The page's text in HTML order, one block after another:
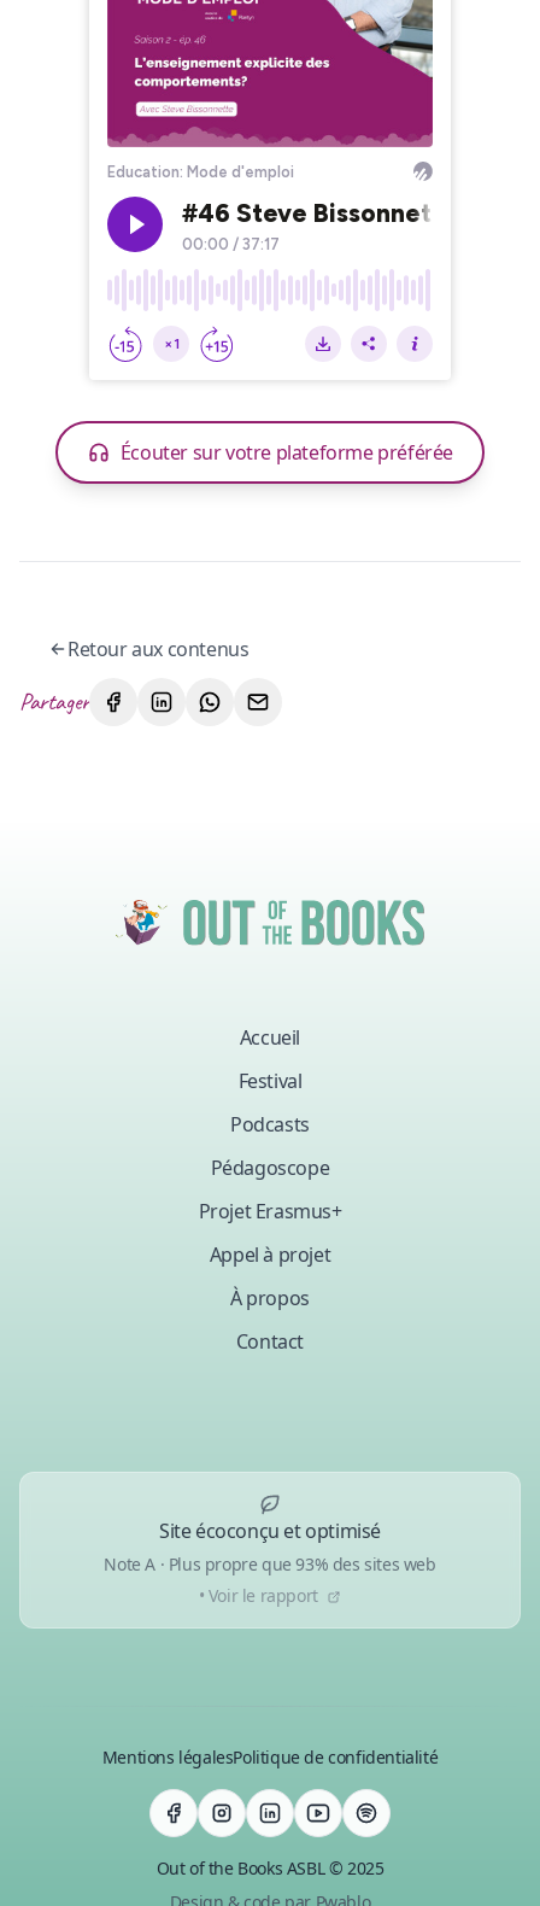
Écouter sur votre plateforme préférée
Retour aux contenus
Partager
Accueil
Festival
Podcasts
Pédagoscope
Projet Erasmus+
Appel à projet
À propos
Contact
Site écoconçu et optimisé
Note A · Plus propre que 93% des sites web
• Voir le rapport
Mentions légalesPolitique de confidentialité
Out of the Books ASBL © 2025